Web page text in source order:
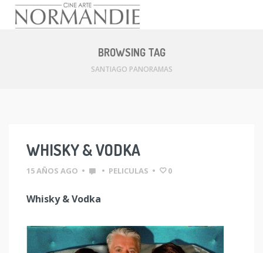
BROWSING TAG
SANTIAGO PANORAMAS
WHISKY & VODKA
15 AÑOS AGO • • PELICULAS • 0
Whisky & Vodka